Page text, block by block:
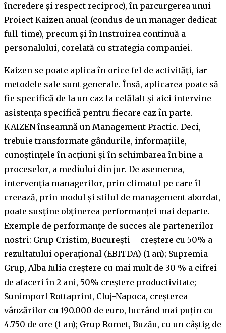
încredere și respect reciproc), în parcurgerea unui
Proiect Kaizen anual (condus de un manager dedicat
full-time), precum și în Instruirea continuă a
personalului, corelată cu strategia companiei.
Kaizen se poate aplica în orice fel de activități, iar
metodele sale sunt generale. Însă, aplicarea poate să
fie specifică de la un caz la celălalt și aici intervine
asistența specifică pentru fiecare caz în parte.
KAIZEN înseamnă un Management Practic. Deci,
trebuie transformate gândurile, informațiile,
cunoștințele în acțiuni și în schimbarea în bine a
proceselor, a mediului din jur. De asemenea,
intervenția managerilor, prin climatul pe care îl
creează, prin modul și stilul de management abordat,
poate susține obținerea performanței mai departe.
Exemple de performanțe de succes ale partenerilor
nostri: Grup Cristim, București – creștere cu 50% a
rezultatului operațional (EBITDA) (1 an); Supremia
Grup, Alba Iulia creștere cu mai mult de 30 % a cifrei
de afaceri în 2 ani, 50% creștere productivitate;
Sunimporf Rottaprint, Cluj-Napoca, creșterea
vânzărilor cu 190.000 de euro, lucrând mai puțin cu
4.750 de ore (1 an); Grup Romet, Buzău, cu un câștig de